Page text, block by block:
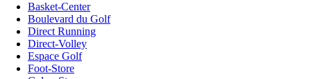
Basket-Center
Boulevard du Golf
Direct Running
Direct-Volley
Espace Golf
Foot-Store